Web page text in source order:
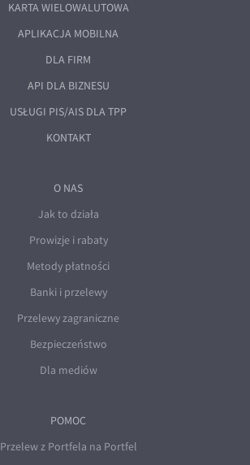
KARTA WIELOWALUTOWA
APLIKACJA MOBILNA
DLA FIRM
API DLA BIZNESU
USŁUGI PIS/AIS DLA TPP
KONTAKT
O NAS
Jak to działa
Prowizje i rabaty
Metody płatności
Banki i przelewy
Przelewy zagraniczne
Bezpieczeństwo
Dla mediów
POMOC
Przelew z Portfela na Portfel